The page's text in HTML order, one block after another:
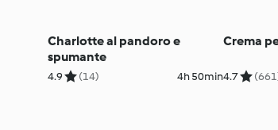
Charlotte al pandoro e
spumante
4.9 (14) 4h 50min
Crema
4.7